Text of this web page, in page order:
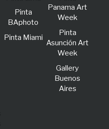
Pinta
BAphoto
Pinta Miami
Panama Art
Week
Pinta
Asunción Art
Week
Gallery
Buenos
Aires